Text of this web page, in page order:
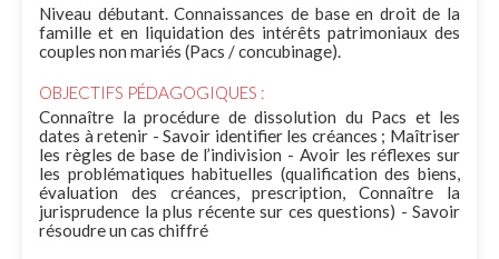
Niveau débutant. Connaissances de base en droit de la
famille et en liquidation des intérêts patrimoniaux des
couples non mariés (Pacs / concubinage).
OBJECTIFS PÉDAGOGIQUES :
Connaître la procédure de dissolution du Pacs et les
dates à retenir - Savoir identifier les créances ; Maîtriser
les règles de base de l’indivision - Avoir les réflexes sur
les problématiques habituelles (qualification des biens,
évaluation des créances, prescription, Connaître la
jurisprudence la plus récente sur ces questions) - Savoir
résoudre un cas chiffré